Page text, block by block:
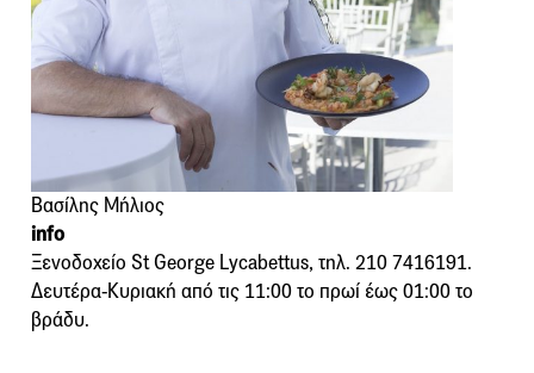
Βασίλης Μήλιος
info
Ξενοδοχείο St George Lycabettus, τηλ. 210 7416191.
Δευτέρα-Κυριακή από τις 11:00 το πρωί έως 01:00 το
βράδυ.